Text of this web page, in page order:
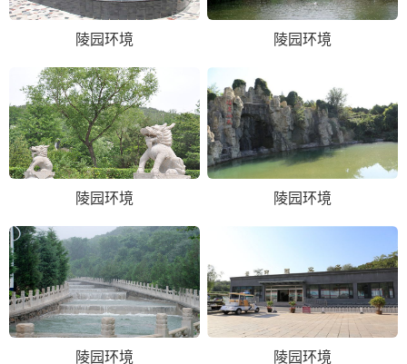
陵园环境 陵园环境
陵园环境 陵园环境
陵园环境 陵园环境